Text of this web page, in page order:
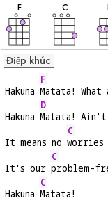
F C
Điệp khúc
Hakuna
F
Matata! What
Hakuna
D
Matata! Ain't
It means no
C
It's our
C
problem-
Hakuna
C
Matata!